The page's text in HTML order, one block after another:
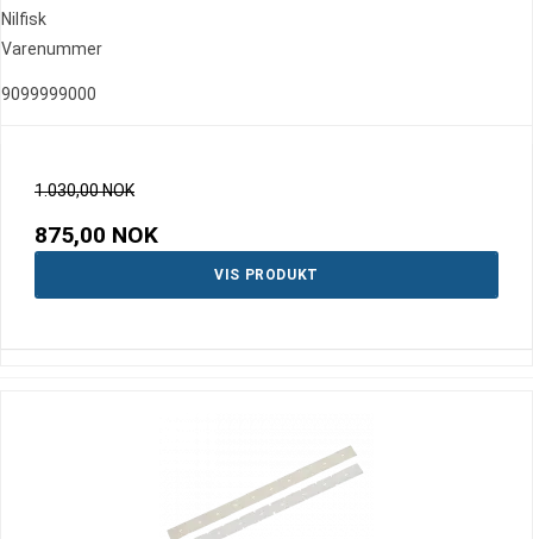
Nilfisk
Varenummer
9099999000
1.030,00 NOK
875,00 NOK
VIS PRODUKT